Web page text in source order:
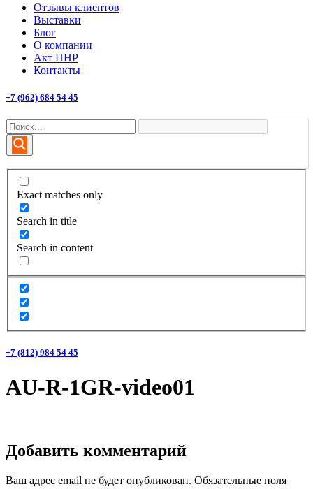
Отзывы клиентов
Выставки
Блог
О компании
Акт ПНР
Контакты
+7 (962) 684 54 45
Exact matches only
Search in title
Search in content
+7 (812) 984 54 45
AU-R-1GR-video01
Добавить комментарий
Ваш адрес email не будет опубликован. Обязательные поля